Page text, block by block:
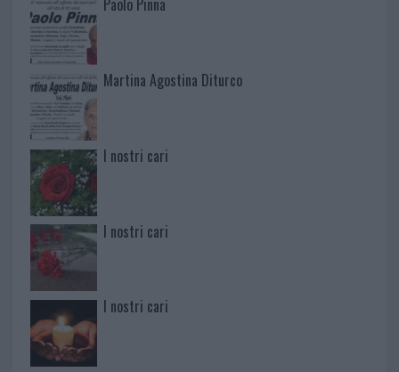
Paolo Pinna
Martina Agostina Diturco
I nostri cari
I nostri cari
I nostri cari